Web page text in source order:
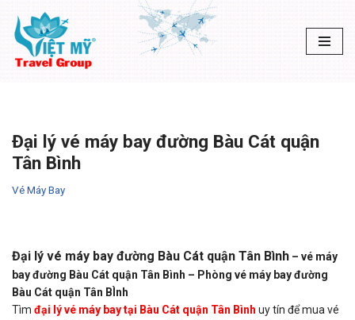
Chuyển
tới
Đại lý vé máy bay đường Bàu Cát quận
Tân Bình
Vé Máy Bay
Đại lý vé máy bay đường Bàu Cát quận Tân Bình – vé máy
bay đường Bàu Cát quận Tân Bình – Phòng vé máy bay đường
Bàu Cát quận Tân BÌnh
Tìm đại lý vé máy bay tại Bàu Cát quận Tân Bình uy tín để mua vé